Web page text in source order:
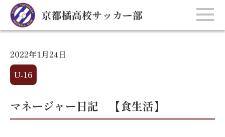
2022年1月24日
U-16
マネージャー日記 【食生活】